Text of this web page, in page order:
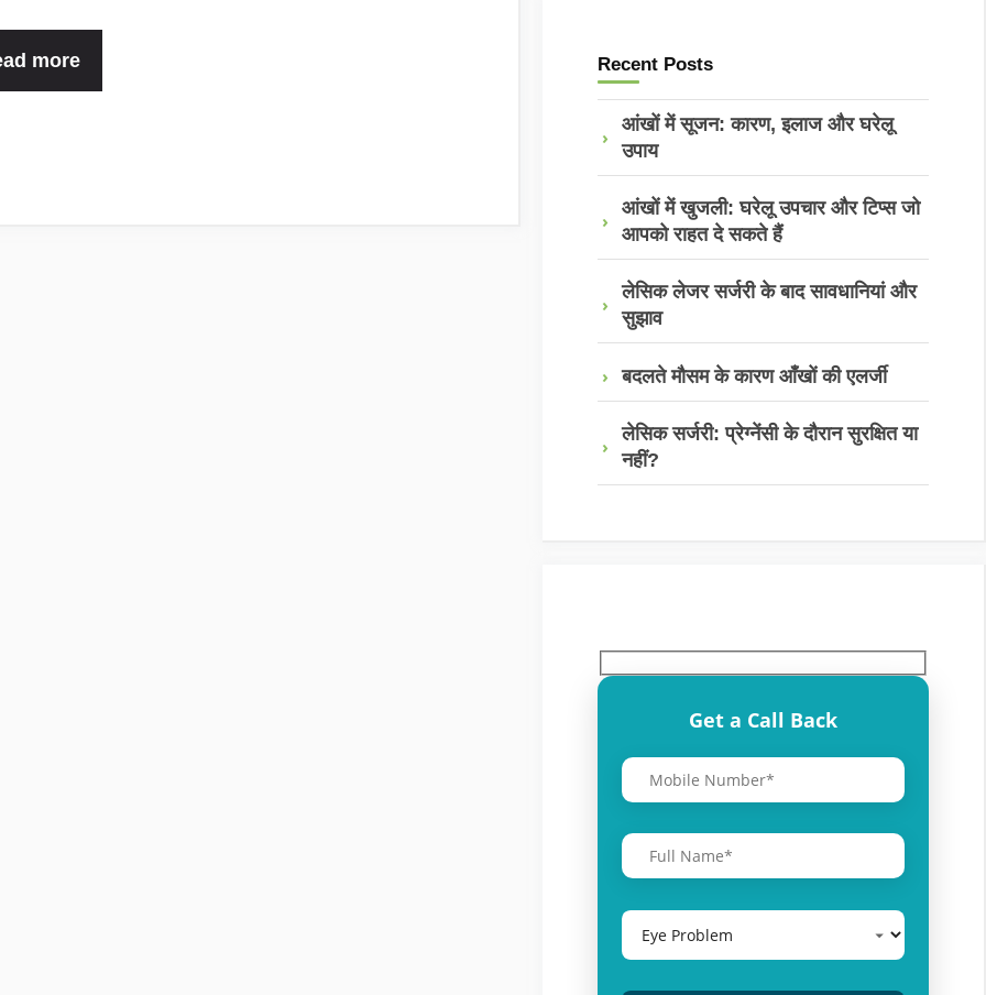
more Recent Posts
आंखों में सूजन: कारण, इलाज और घरेलू
उपाय
आंखों में खुजली: घरेलू उपचार और टिप्स जो
आपको राहत दे सकते हैं
लेसिक लेजर सर्जरी के बाद सावधानियां और
सुझाव
बदलते मौसम के कारण आँखों की एलर्जी
लेसिक सर्जरी: प्रेग्नेंसी के दौरान सुरक्षित या
नहीं?
Get a Call Back